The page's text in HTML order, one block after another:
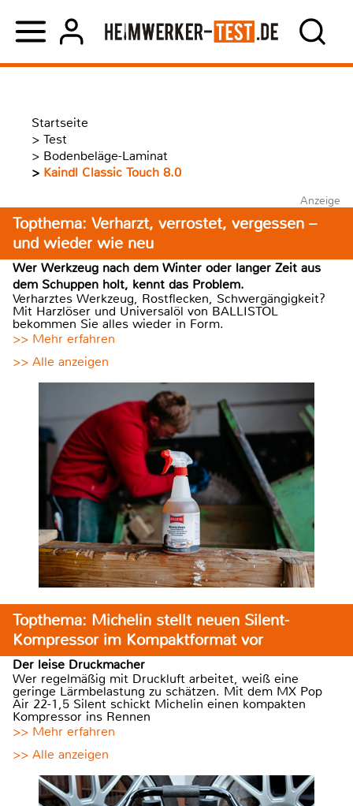
Startseite
> Test
> Bodenbeläge-Laminat
> Kaindl Classic Touch 8.0
Anzeige
Topthema: Verharzt, verrostet, vergessen –
und wieder wie neu
Wer Werkzeug nach dem Winter oder langer Zeit aus
dem Schuppen holt, kennt das Problem.
Verharztes Werkzeug, Rostflecken, Schwergängigkeit?
Mit Harzlöser und Universalöl von BALLISTOL
bekommen Sie alles wieder in Form.
>> Mehr erfahren
>> Alle anzeigen
Topthema: Michelin stellt neuen Silent-
Kompressor im Kompaktformat vor
Der leise Druckmacher
Wer regelmäßig mit Druckluft arbeitet, weiß eine
geringe Lärmbelastung zu schätzen. Mit dem MX Pop
Air 22-1,5 Silent schickt Michelin einen kompakten
Kompressor ins Rennen
>> Mehr erfahren
>> Alle anzeigen